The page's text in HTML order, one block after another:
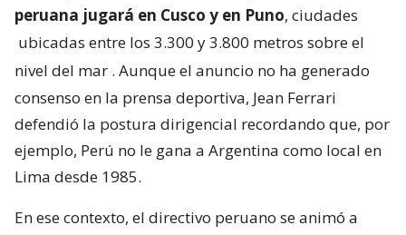
peruana jugará en Cusco y en Puno, ciudades
ubicadas entre los 3.300 y 3.800 metros sobre el
nivel del mar . Aunque el anuncio no ha generado
consenso en la prensa deportiva, Jean Ferrari
defendió la postura dirigencial recordando que, por
ejemplo, Perú no le gana a Argentina como local en
Lima desde 1985.
En ese contexto, el directivo peruano se animó a